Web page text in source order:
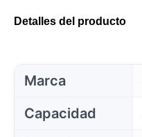
Detalles del producto
Marca
Capacidad